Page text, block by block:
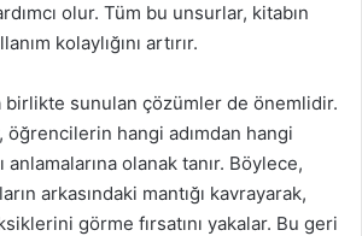
olur. Tüm bu unsurlar, kitabın
kolaylığını artırır.
birlikte sunulan çözümler de önemlidir.
öğrencilerin hangi adımdan hangi
anlamalarına olanak tanır. Böylece,
arkasındaki mantığı kavrayarak,
görme fırsatını yakalar. Bu geri